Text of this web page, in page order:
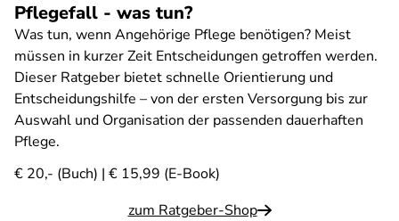
Pflegefall - was tun?
Was tun, wenn Angehörige Pflege benötigen? Meist
müssen in kurzer Zeit Entscheidungen getroffen werden.
Dieser Ratgeber bietet schnelle Orientierung und
Entscheidungshilfe – von der ersten Versorgung bis zur
Auswahl und Organisation der passenden dauerhaften
Pflege.
€ 20,- (Buch) | € 15,99 (E-Book)
zum Ratgeber-Shop